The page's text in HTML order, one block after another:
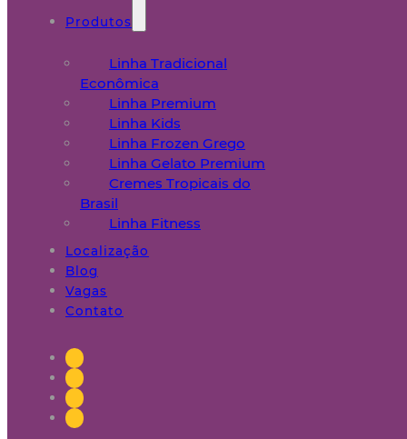
Produtos
Linha Tradicional
Econômica
Linha Premium
Linha Kids
Linha Frozen Grego
Linha Gelato Premium
Cremes Tropicais do
Brasil
Linha Fitness
Localização
Blog
Vagas
Contato